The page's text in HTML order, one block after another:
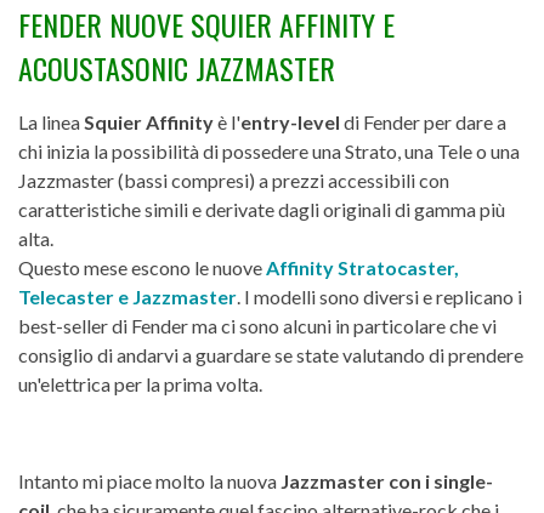
FENDER NUOVE SQUIER AFFINITY E
ACOUSTASONIC JAZZMASTER
La linea Squier Affinityè l'entry-level di Fender per dare a
chi inizia la possibilità di possedere una Strato, una Tele o una
Jazzmaster (bassi compresi) a prezzi accessibili con
caratteristiche simili e derivate dagli originali di gamma più
alta.
Questo mese escono le nuove Affinity Stratocaster,
Telecaster e Jazzmaster . I modelli sono diversi e replicano i
best-seller di Fender ma ci sono alcuni in particolare che vi
consiglio di andarvi a guardare se state valutando di prendere
un'elettrica per la prima volta.
Intanto mi piace molto la nuova Jazzmaster con i single-